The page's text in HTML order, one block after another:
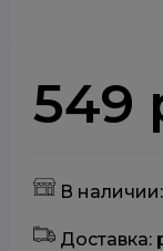
549
В
Доставка: